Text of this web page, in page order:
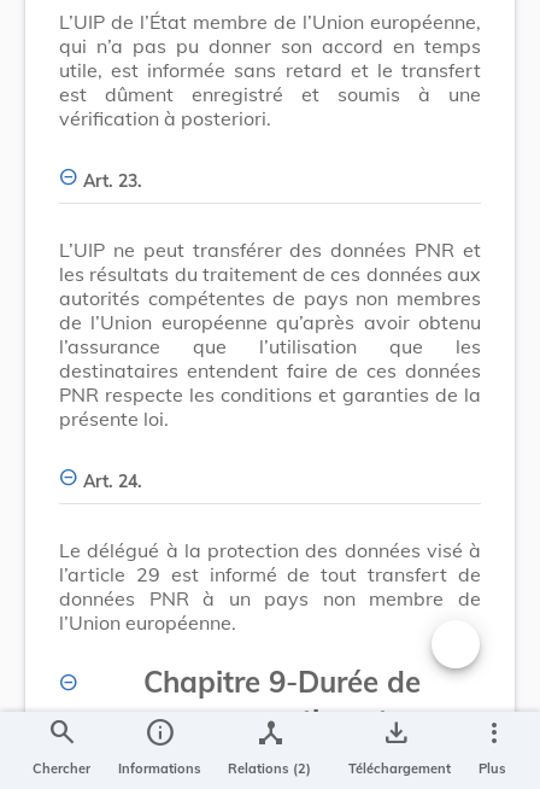
L’UIP de l’État membre de l’Union européenne,
qui n’a pas pu donner son accord en temps
utile, est informée sans retard et le transfert
est dûment enregistré et soumis à une
vérification à posteriori.
Art. 23.
L’UIP ne peut transférer des données PNR et
les résultats du traitement de ces données aux
autorités compétentes de pays non membres
de l’Union européenne qu’après avoir obtenu
l’assurance que l’utilisation que les
destinataires entendent faire de ces données
PNR respecte les conditions et garanties de la
présente loi.
Art. 24.
Le délégué à la protection des données visé à
l’article 29 est informé de tout transfert de
données PNR à un pays non membre de
l’Union européenne.
Chapitre 9-Durée de
conservation et
dépersonnalisation des
Changer la
search
Chercher
info
Informations
device_hub
Relations (2)
save_alt
Téléchargement
more_vert
Plus